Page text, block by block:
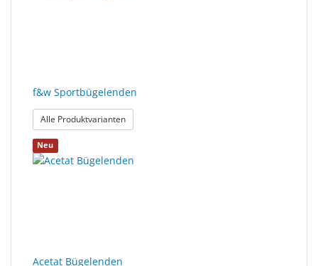
f&w Sportbügelenden
Alle Produktvarianten: f&w Sportbügelenden
Neu
Acetat Bügelenden